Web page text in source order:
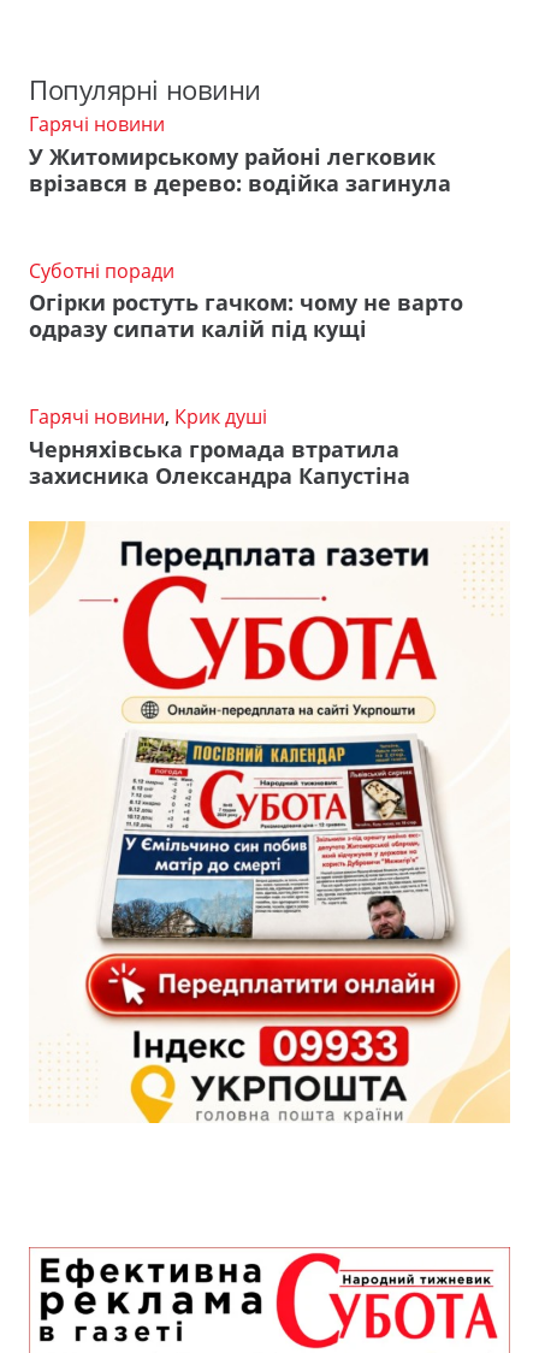
Популярні новини
Гарячі новини
У Житомирському районі легковик
врізався в дерево: водійка загинула
Суботні поради
Огірки ростуть гачком: чому не варто
одразу сипати калій під кущі
Гарячі новини, Крик душі
Черняхівська громада втратила
захисника Олександра Капустіна